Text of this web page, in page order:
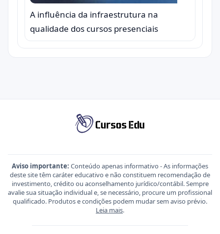
A influência da infraestrutura na
qualidade dos cursos presenciais
Aviso importante: Conteúdo apenas informativo - As informações
deste site têm caráter educativo e não constituem recomendação de
investimento, crédito ou aconselhamento jurídico/contábil. Sempre
avalie sua situação individual e, se necessário, procure um profissional
qualificado. Produtos e condições podem mudar sem aviso prévio.
Leia mais.